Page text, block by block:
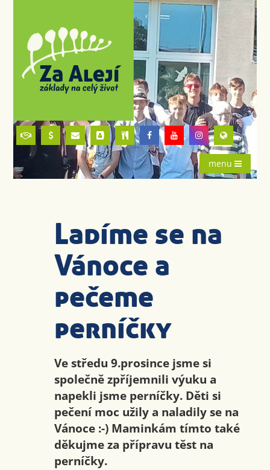
menu
Ladíme se na
Vánoce a
pečeme
perníčky
Ve středu 9.prosince jsme si
společně zpříjemnili výuku a
napekli jsme perníčky. Děti si
pečení moc užily a naladily se na
Vánoce :-) Maminkám tímto také
děkujme za přípravu těst na
perníčky.